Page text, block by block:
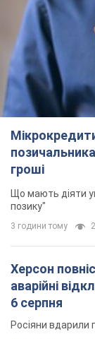
гроші
Що мають діяти
позику"
3 години тому
Херсон
аварійні
6 серпня
Росіяни вдарили